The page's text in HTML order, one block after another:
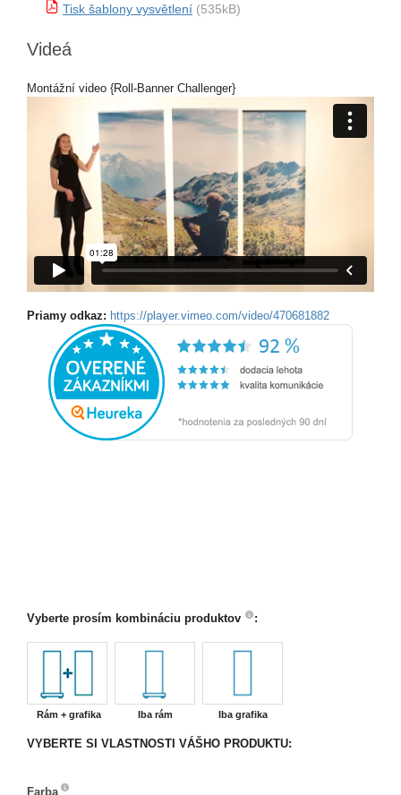
Tisk šablony vysvětlení (535kB)
Videá
Montážní video {Roll-Banner Challenger}
Priamy odkaz: https://player.vimeo.com/video/470681882
Vyberte prosím kombináciu produktov :
Rám + grafika Iba rám Iba grafika
VYBERTE SI VLASTNOSTI VÁŠHO PRODUKTU:
Farba